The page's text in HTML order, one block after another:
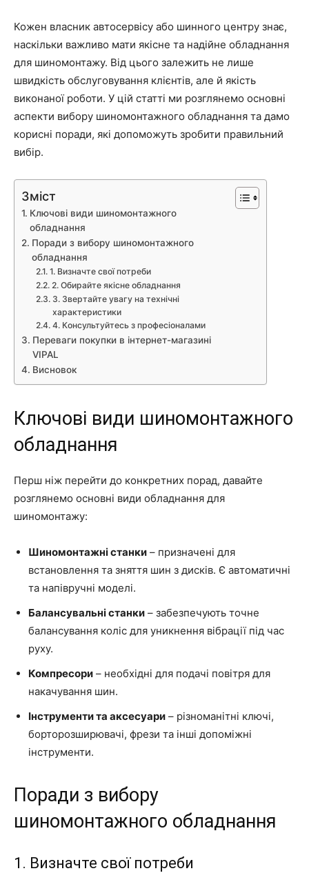
Кожен власник автосервісу або шинного центру знає,
наскільки важливо мати якісне та надійне обладнання
для шиномонтажу. Від цього залежить не лише
швидкість обслуговування клієнтів, але й якість
виконаної роботи. У цій статті ми розглянемо основні
аспекти вибору шиномонтажного обладнання та дамо
корисні поради, які допоможуть зробити правильний
вибір.
Зміст
Ключові види шиномонтажного
обладнання
Поради з вибору шиномонтажного
обладнання
1. Визначте свої потреби
2. Обирайте якісне обладнання
3. Звертайте увагу на технічні
характеристики
4. Консультуйтесь з професіоналами
Переваги покупки в інтернет-магазині
VIPAL
Висновок
Ключові види шиномонтажного
обладнання
Перш ніж перейти до конкретних порад, давайте
розглянемо основні види обладнання для
шиномонтажу:
Шиномонтажні станки – призначені для
встановлення та зняття шин з дисків. Є автоматичні
та напівручні моделі.
Балансувальні станки – забезпечують точне
балансування коліс для уникнення вібрації під час
руху.
Компресори – необхідні для подачі повітря для
накачування шин.
Інструменти та аксесуари – різноманітні ключі,
борторозширювачі, фрези та інші допоміжні
інструменти.
Поради з вибору
шиномонтажного обладнання
1. Визначте свої потреби